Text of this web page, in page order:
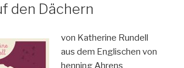
den Dächern
von Katherine Rundell
aus dem Englischen von
henning Ahrens